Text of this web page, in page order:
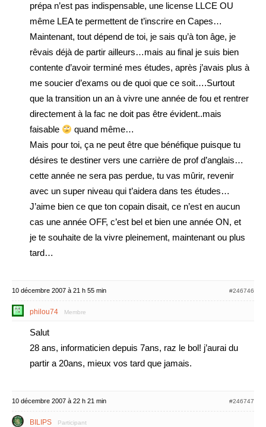
prépa n’est pas indispensable, une license LLCE OU
même LEA te permettent de t’inscrire en Capes…
Maintenant, tout dépend de toi, je sais qu’à ton âge, je
rêvais déjà de partir ailleurs…mais au final je suis bien
contente d’avoir terminé mes études, après j’avais plus à
me soucier d’exams ou de quoi que ce soit….Surtout
que la transition un an à vivre une année de fou et rentrer
directement à la fac ne doit pas être évident..mais
faisable
quand même…
Mais pour toi, ça ne peut être que bénéfique puisque tu
désires te destiner vers une carrière de prof d’anglais…
cette année ne sera pas perdue, tu vas mûrir, revenir
avec un super niveau qui t’aidera dans tes études…
J’aime bien ce que ton copain disait, ce n’est en aucun
cas une année OFF, c’est bel et bien une année ON, et
je te souhaite de la vivre pleinement, maintenant ou plus
tard…
10 décembre 2007 à 21 h 55 min #246746
philou74 Membre
Salut
28 ans, informaticien depuis 7ans, raz le bol! j’aurai du
partir a 20ans, mieux vos tard que jamais.
10 décembre 2007 à 22 h 21 min #246747
BILIPS Participant